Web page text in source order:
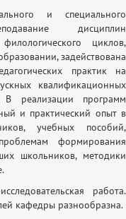
и специального
дисциплин
филологического циклов,
задействована
практик на
квалификационных
В реализации программ
и практический опыт в
учебных пособий,
формирования
школьников, методики
работа.
кафедры разнообразна.